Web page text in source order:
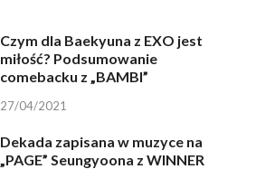
Czym dla Baekyuna z EXO jest
miłość? Podsumowanie
comebacku z „BAMBI”
27/04/2021
Dekada zapisana w muzyce na
„PAGE” Seungyoona z WINNER